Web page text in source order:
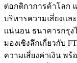
ต่อกติกาการค้าโลก
บริหารความเสี่ยงแล
แน่นอน ธนาคารกรุง
มองเชิงลึกเกี่ยวกับ
ความเสี่ยงค่าเงิน พ